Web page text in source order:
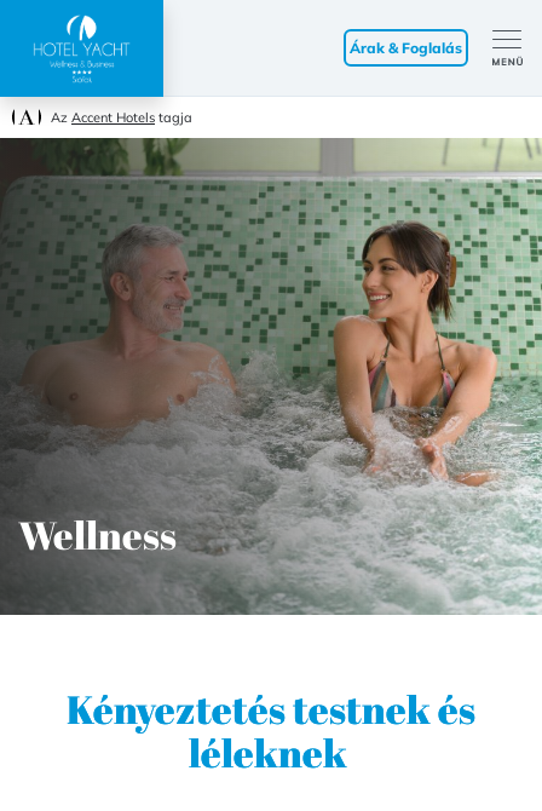
Az Accent Hotels tagja
Árak & Foglalás
Wellness
Kényeztetés testnek és
léleknek